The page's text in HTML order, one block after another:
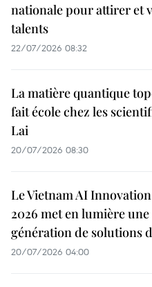
nationale pour attirer et
talents
22/07/2026 08:32
La matière quantique
fait école chez les
Lai
20/07/2026 08:30
Le Vietnam AI
2026 met en lumière
génération de solutions
20/07/2026 04:00